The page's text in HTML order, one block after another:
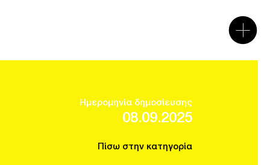
Ημερομηνία δημοσίευσης
08.09.2025
Πίσω στην κατηγορία